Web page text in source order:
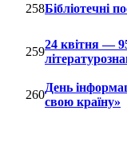
258Бібліотечні
259
24 квітня —
260
День
свою країну»